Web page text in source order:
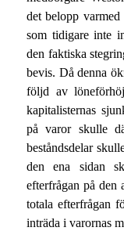
det belopp
som tidigare inte
den faktiska
bevis. Då denna
följd av
kapitalisternas
på varor skulle
beståndsdelar
den ena sidan
efterfrågan på den
totala efterfrågan
inträda i varornas